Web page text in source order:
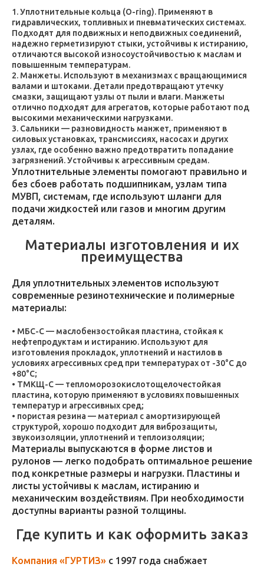
Уплотнительные кольца (O-ring). Применяют в
гидравлических, топливных и пневматических системах.
Подходят для подвижных и неподвижных соединений,
надежно герметизируют стыки, устойчивы к истиранию,
отличаются высокой износоустойчивостью к маслам и
повышенным температурам.
Манжеты. Используют в механизмах с вращающимися
валами и штоками. Детали предотвращают утечку
смазки, защищают узлы от пыли и влаги. Манжеты
отлично подходят для агрегатов, которые работают под
высокими механическими нагрузками.
Сальники — разновидность манжет, применяют в
силовых установках, трансмиссиях, насосах и других
узлах, где особенно важно предотвратить попадание
загрязнений. Устойчивы к агрессивным средам.
Уплотнительные элементы помогают правильно и
без сбоев работать подшипникам, узлам типа
МУВП, системам, где используют шланги для
подачи жидкостей или газов и многим другим
деталям.
Материалы изготовления и их
преимущества
Для уплотнительных элементов используют
современные резинотехнические и полимерные
материалы:
МБС-С — маслобензостойкая пластина, стойкая к
нефтепродуктам и истиранию. Используют для
изготовления прокладок, уплотнений и настилов в
условиях агрессивных сред при температурах от -30°C до
+80°C;
ТМКЩ-С — тепломорозокислотощелочестойкая
пластина, которую применяют в условиях повышенных
температур и агрессивных сред;
пористая резина — материал с амортизирующей
структурой, хорошо подходит для виброзащиты,
звукоизоляции, уплотнений и теплоизоляции;
Материалы выпускаются в форме листов и
рулонов — легко подобрать оптимальное решение
под конкретные размеры и нагрузки. Пластины и
листы устойчивы к маслам, истиранию и
механическим воздействиям. При необходимости
доступны варианты разной толщины.
Где купить и как оформить заказ
Компания «ГУРТИЗ» с 1997 года снабжает